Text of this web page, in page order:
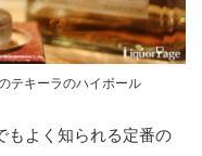
テキーラのハイボール
もよく知られる定番の